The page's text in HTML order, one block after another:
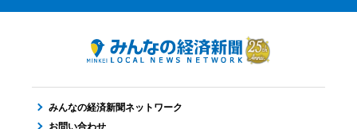
みんなの経済新聞ネットワーク
お問い合わせ